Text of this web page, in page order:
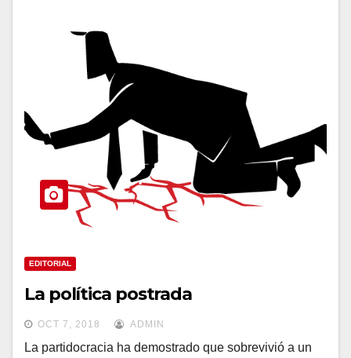
EDITORIAL
La política postrada
OCT 7, 2018 ADMIN
La partidocracia ha demostrado que sobrevivió a un